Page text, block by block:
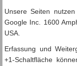
Unsere Seiten
Google Inc. 1600
USA.
Erfassung und
+1-Schaltfläche